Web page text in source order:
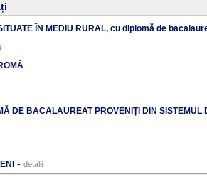
ÎN MEDIU RURAL, cu diplomă de
DE BACALAUREAT PROVENIȚI DIN SISTEMUL
- detalii